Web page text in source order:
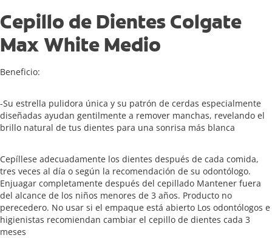
PY (ES)
Cepillo de Dientes Colgate
Max White Medio
Beneficio:
-Su estrella pulidora única y su patrón de cerdas especialmente
diseñadas ayudan gentilmente a remover manchas, revelando el
brillo natural de tus dientes para una sonrisa más blanca
Cepíllese adecuadamente los dientes después de cada comida,
tres veces al día o según la recomendación de su odontólogo.
Enjuagar completamente después del cepillado Mantener fuera
del alcance de los niños menores de 3 años. Producto no
perecedero. No usar si el empaque está abierto Los odontólogos e
higienistas recomiendan cambiar el cepillo de dientes cada 3
meses